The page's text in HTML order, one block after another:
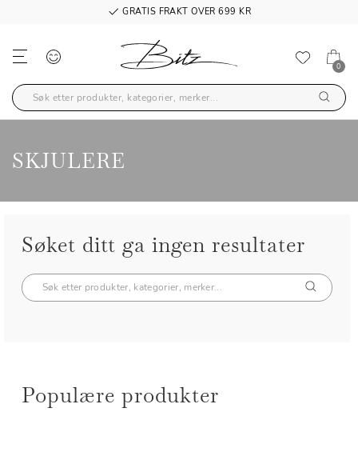
GRATIS FRAKT OVER 699 KR
0
SKJULERE
Søket ditt ga ingen resultater
Populære produkter